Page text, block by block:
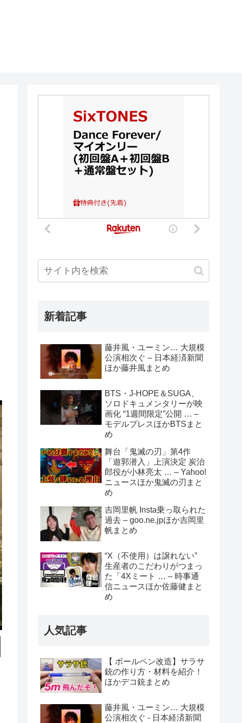
新着記事
藤井風・ユーミン… 大規模
公演相次ぐ – 日本経済新聞
ほか藤井風まとめ
BTS・J-HOPE＆SUGA、
ソロドキュメンタリーが映
画化 “1週間限定”公開 … –
モデルプレスほかBTSまと
め
舞台「鬼滅の刃」第4作
「遊郭潜入」上演決定 炭治
郎役が小林亮太 … – Yahoo!
ニュースほか鬼滅の刃まと
め
吉岡里帆 Insta乗っ取られた
過去 – goo.ne.jpほか吉岡里
帆まとめ
“X（不使用）は譲れない”
生産者のこだわりがつまっ
た「4Xミート … – 時事通
信ニュースほか佐藤健まと
め
人気記事
【 ボールペン改造】サラサ
銃の作り方・材料を紹介！
ほかデコ銃まとめ
藤井風・ユーミン… 大規模
公演相次ぐ - 日本経済新聞